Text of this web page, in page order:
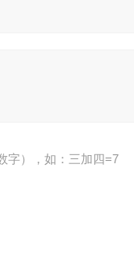
字），如：三加四=7